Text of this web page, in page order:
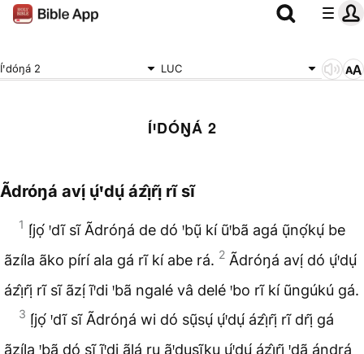
Íꞌdóŋá 2 LUC
ÍꞋDÓŊÁ 2
Ãdróŋá avị́ ụ́ꞌdụ́ ázị̂rị̃ rĩ sĩ
1 Ị́jọ́ ꞌdĩ sĩ Ãdróŋá de dó ꞌbụ̃ kí ũꞌbã agá ụ̃nọ́kụ́ be
ãzíla ãko pírí ala gá rĩ kí abe rá. 2 Ãdróŋá avị́ dó ụ́ꞌdụ́
ázị̂rị̃ rĩ sĩ ãzị́ ĩꞌdi ꞌbã ngalé vâ delé ꞌbo rĩ kí ũngúkú gá.
3 Ị́jọ́ ꞌdĩ sĩ Ãdróŋá wi dó sụ̃sụ́ ụ́ꞌdụ́ ázị̂rị̃ rĩ drị̃ gá
ãzíla ꞌbã dó sĩ ĩꞌdi ãlá ru ãꞌdusĩku ụ́ꞌdụ́ ázị̂rị̃ ꞌdã ándrá